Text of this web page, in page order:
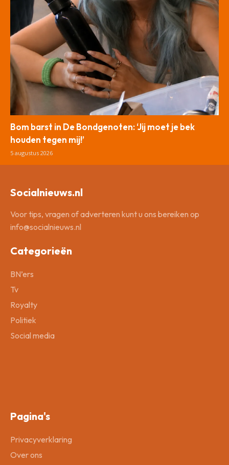
Bom barst in De Bondgenoten: ‘Jij moet je bek
houden tegen mij!’
5 augustus 2026
Socialnieuws.nl
Voor tips, vragen of adverteren kunt u ons bereiken op
info@socialnieuws.nl
Categorieën
BN’ers
Tv
Royalty
Politiek
Social media
Pagina's
Privacyverklaring
Over ons